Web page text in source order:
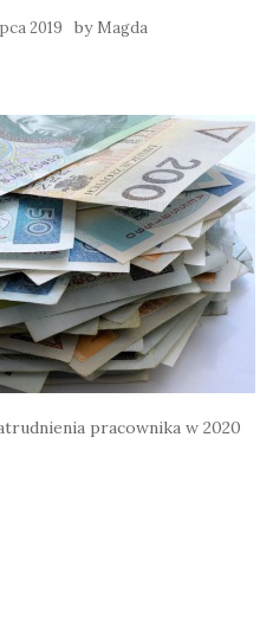
2019 by Magda
pracownika w 2020